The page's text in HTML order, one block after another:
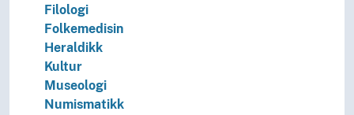
Filologi
Folkemedisin
Heraldikk
Kultur
Museologi
Numismatikk